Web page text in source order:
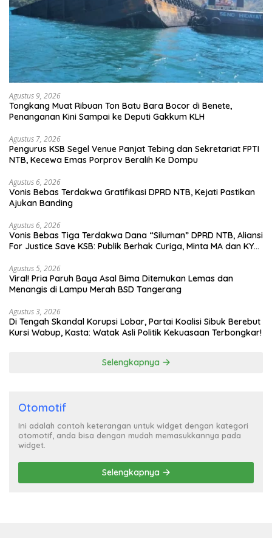
Agustus 9, 2026
Tongkang Muat Ribuan Ton Batu Bara Bocor di Benete,
Penanganan Kini Sampai ke Deputi Gakkum KLH
Agustus 7, 2026
Pengurus KSB Segel Venue Panjat Tebing dan Sekretariat FPTI
NTB, Kecewa Emas Porprov Beralih Ke Dompu
Agustus 6, 2026
Vonis Bebas Terdakwa Gratifikasi DPRD NTB, Kejati Pastikan
Ajukan Banding
Agustus 6, 2026
Vonis Bebas Tiga Terdakwa Dana “Siluman” DPRD NTB, Aliansi
For Justice Save KSB: Publik Berhak Curiga, Minta MA dan KY
Agustus 5, 2026
Viral! Pria Paruh Baya Asal Bima Ditemukan Lemas dan
Menangis di Lampu Merah BSD Tangerang
Agustus 3, 2026
Di Tengah Skandal Korupsi Lobar, Partai Koalisi Sibuk Berebut
Kursi Wabup, Kasta: Watak Asli Politik Kekuasaan Terbongkar!
Selengkapnya
Otomotif
Ini adalah contoh keterangan untuk widget dengan kategori
otomotif, anda bisa dengan mudah memasukkannya pada
widget.
Selengkapnya